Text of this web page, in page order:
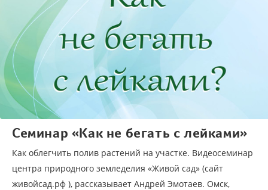
Семинар «Как не бегать с лейками»
Как облегчить полив растений на участке. Видеосеминар
центра природного земледелия «Живой сад» (сайт
живойсад.рф ), рассказывает Андрей Эмотаев. Омск,